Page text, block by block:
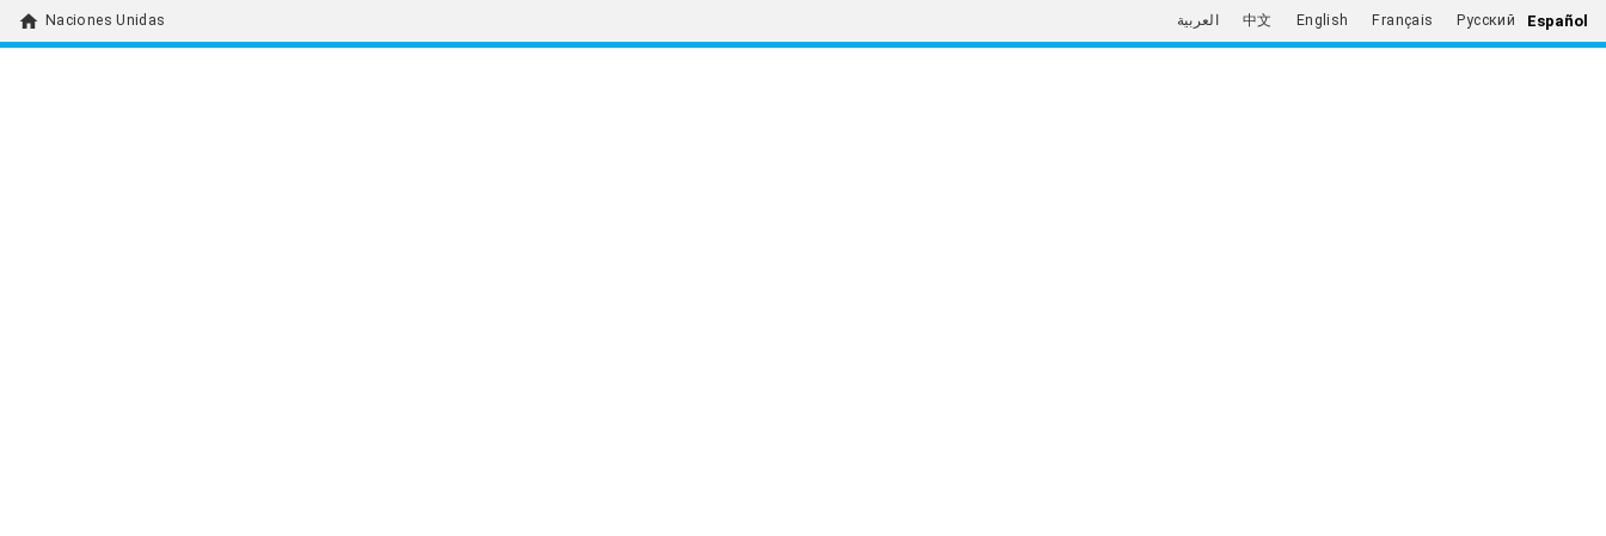
home Naciones Unidas العربية 中文 English Français Русский Español